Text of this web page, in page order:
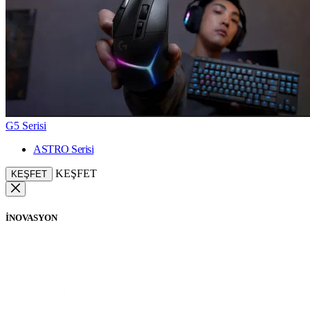
G5 Serisi
ASTRO Serisi
KEŞFET KEŞFET
İNOVASYON